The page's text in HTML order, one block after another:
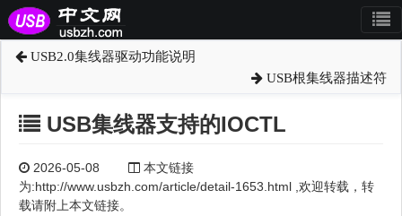
USB2.0集线器驱动功能说明
USB根集线器描述符
USB集线器支持的IOCTL
2026-05-08
本文链接
为:http://www.usbzh.com/article/detail-1653.html ,欢迎转载，转
载请附上本文链接。